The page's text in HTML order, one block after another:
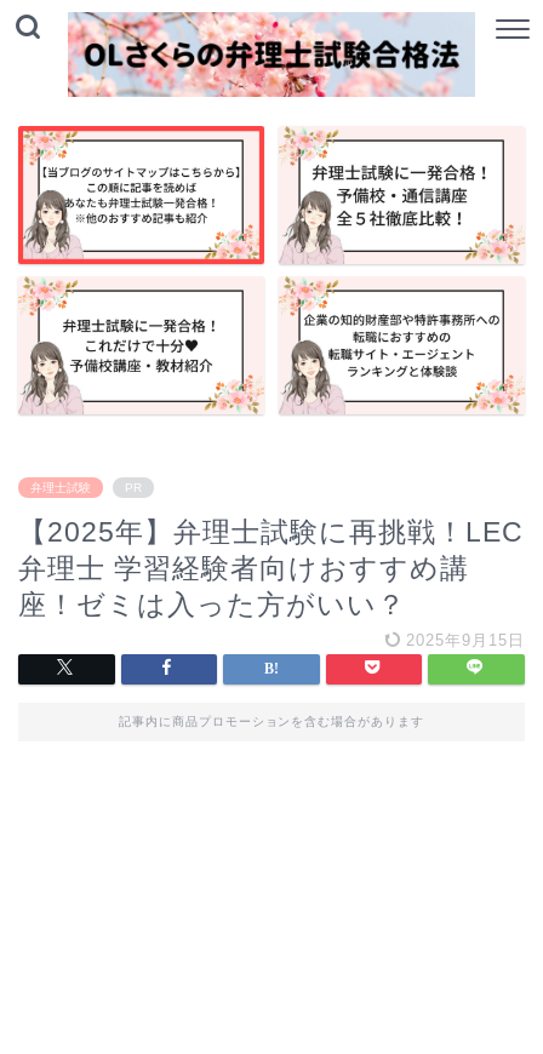
弁理士試験 PR
【2025年】弁理士試験に再挑戦！LEC
弁理士 学習経験者向けおすすめ講
座！ゼミは入った方がいい？
2025年9月15日
記事内に商品プロモーションを含む場合があります